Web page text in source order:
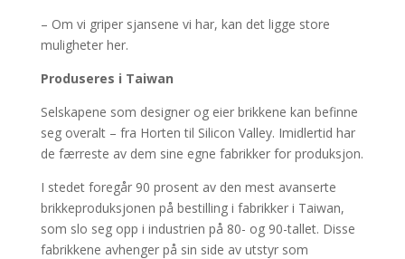
– Om vi griper sjansene vi har, kan det ligge store
muligheter her.
Produseres i Taiwan
Selskapene som designer og eier brikkene kan befinne
seg overalt – fra Horten til Silicon Valley. Imidlertid har
de færreste av dem sine egne fabrikker for produksjon.
I stedet foregår 90 prosent av den mest avanserte
brikkeproduksjonen på bestilling i fabrikker i Taiwan,
som slo seg opp i industrien på 80- og 90-tallet. Disse
fabrikkene avhenger på sin side av utstyr som